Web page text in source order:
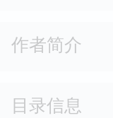
作者简介
目录信息